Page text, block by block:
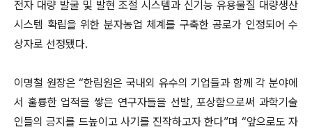
전자 대량 발굴 및 발현 조절 시스템과 신기능 유용물질 대량생산
시스템 확립을 위한 분자농업 체계를 구축한 공로가 인정되어 수
상자로 선정됐다.
이명철 원장은 “한림원은 국내외 유수의 기업들과 함께 각 분야에
서 훌륭한 업적을 쌓은 연구자들을 선발, 포상함으로써 과학기술
인들의 긍지를 드높이고 사기를 진작하고자 한다”며 “앞으로도 자